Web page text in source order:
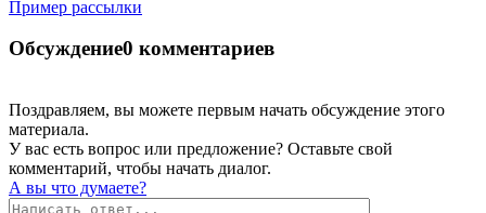
Пример рассылки
Обсуждение0 комментариев
Поздравляем, вы можете первым начать обсуждение этого
материала.
У вас есть вопрос или предложение? Оставьте свой
комментарий, чтобы начать диалог.
А вы что думаете?